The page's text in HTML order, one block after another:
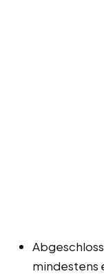
mindestens